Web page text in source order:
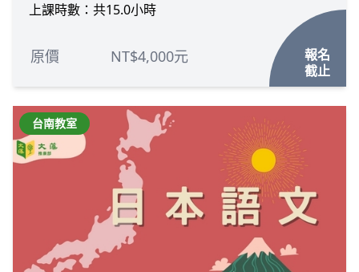
上課時數：共15.0小時
原價 NT$4,000元
報名
截止
台南教室